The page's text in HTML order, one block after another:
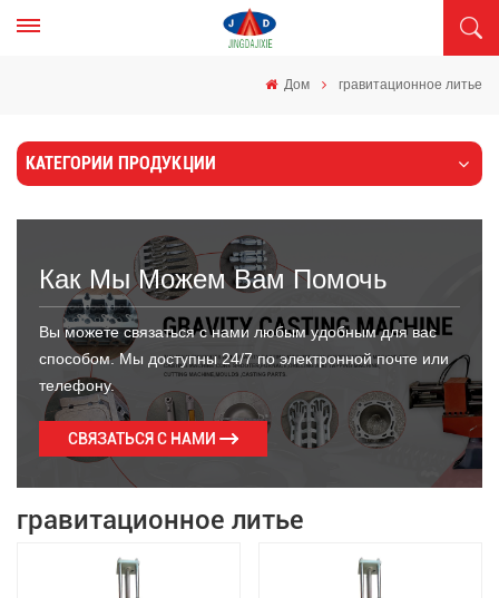
Дом гравитационное литье
КАТЕГОРИИ ПРОДУКЦИИ
Как Мы Можем Вам Помочь
Вы можете связаться с нами любым удобным для вас
способом. Мы доступны 24/7 по электронной почте или
телефону.
СВЯЗАТЬСЯ С НАМИ
гравитационное литье